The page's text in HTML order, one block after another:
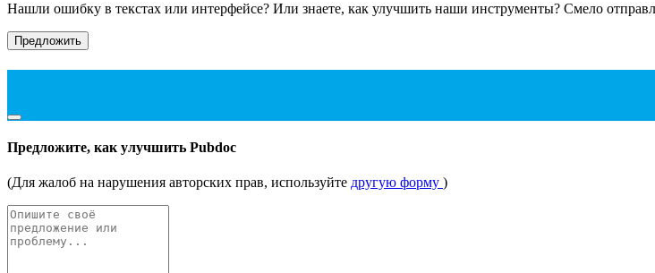
Нашли ошибку в текстах или интерфейсе? Или знаете, как улучшить наши инструменты? Смело
Предложить
Предложите, как улучшить Pubdoc
(Для жалоб на нарушения авторских прав, используйте другую форму )